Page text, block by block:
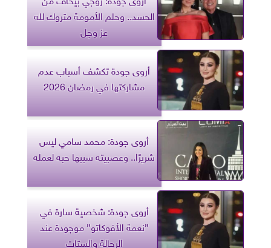
الحسد.. وحلم الأمومة متروك لله
عز وجل
أروى جودة تكشف أسباب عدم
مشاركتها في رمضان 2026
أروى جودة: محمد سامي ليس
شريرًا.. وعصبيته سببها حبه لعمله
أروى جودة: شخصية سارة في
”نعمة الأفوكاتو” موجودة عند
الرجالة والستات